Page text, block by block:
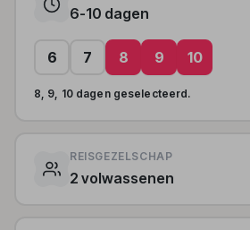
6-10 dagen
6 7 8 9 10
8, 9, 10 dagen geselecteerd.
REISGEZELSCHAP
2 volwassenen